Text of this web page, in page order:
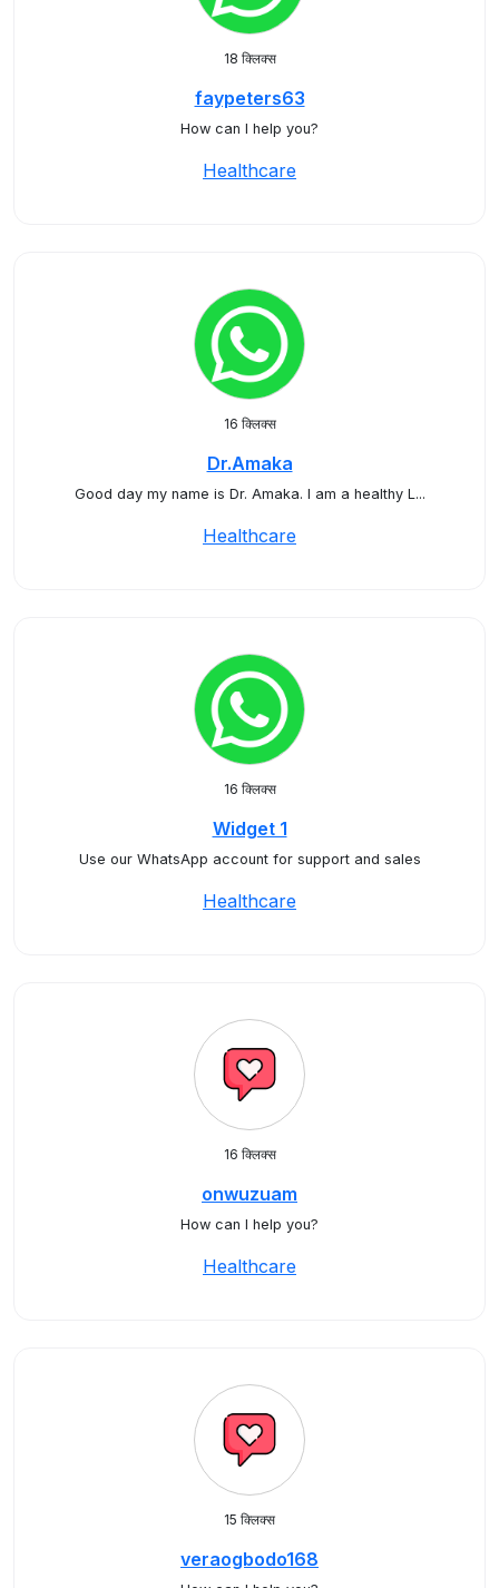
18 क्लिक्स
faypeters63
How can I help you?
Healthcare
16 क्लिक्स
Dr.Amaka
Good day my name is Dr. Amaka. I am a healthy L...
Healthcare
16 क्लिक्स
Widget 1
Use our WhatsApp account for support and sales
Healthcare
16 क्लिक्स
onwuzuam
How can I help you?
Healthcare
15 क्लिक्स
veraogbodo168